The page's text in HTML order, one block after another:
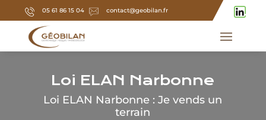
05 61 86 15 04 contact@geobilan.fr
Loi ELAN Narbonne
Loi ELAN Narbonne : Je vends un
terrain